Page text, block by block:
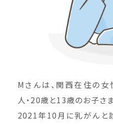
Mさんは、関西在住の女
人・20歳と13歳のお子さ
2021年10月に乳がんと